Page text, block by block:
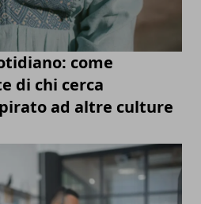
come
di chi cerca
ad altre culture